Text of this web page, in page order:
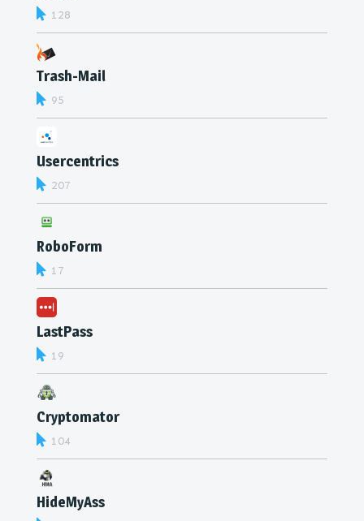
128
Trash-Mail
95
Usercentrics
207
RoboForm
17
LastPass
19
Cryptomator
104
HideMyAss